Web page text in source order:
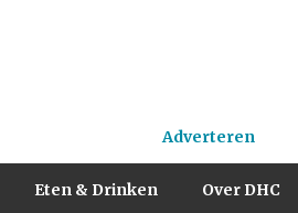
Adverteren
Eten & Drinken Over DHC